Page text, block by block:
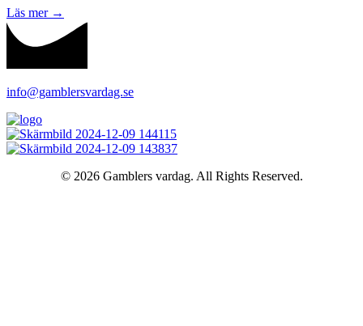
Läs mer →
info@gamblersvardag.se
© 2026 Gamblers vardag. All Rights Reserved.